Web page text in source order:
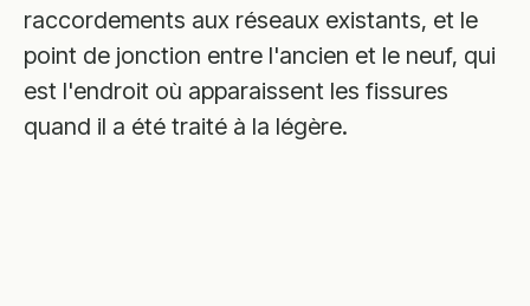
raccordements aux réseaux existants, et le
point de jonction entre l'ancien et le neuf, qui
est l'endroit où apparaissent les fissures
quand il a été traité à la légère.